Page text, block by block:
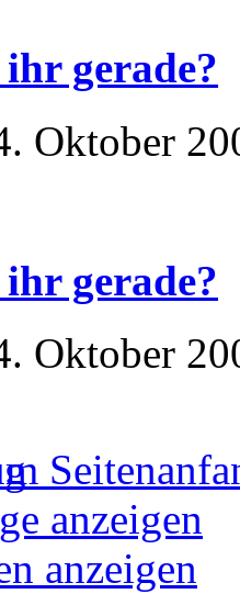
gerade?
Oktober
gerade?
Oktober
anzeigen
anzeigen